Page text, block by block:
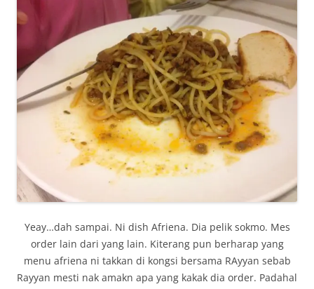
Yeay…dah sampai. Ni dish Afriena. Dia pelik sokmo. Mes
order lain dari yang lain. Kiterang pun berharap yang
menu afriena ni takkan di kongsi bersama RAyyan sebab
Rayyan mesti nak amakn apa yang kakak dia order. Padahal